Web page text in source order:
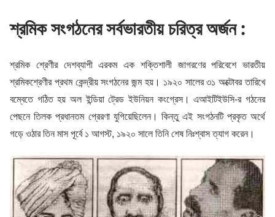
শ্রমিক সংগঠনের সর্বভারতীয় চরিত্র অর্জন :
শ্রমিক শ্রেণীর দেশব্যাপী এরকম এক শক্তিশালী জাগরণের পরিবেশে ভারতীয়
শ্রমিকশ্রেণীর প্রথম কেন্দ্রীয় সংগঠনের জন্ম হয়। ১৯২০ সালের ৩১ অক্টোবর তারিখে
বম্বেতে গঠিত হয় অল ইন্ডিয়া ট্রেড ইউনিয়ন কংগ্রেস। এআইটিইউসি-র গঠনের
পেছনে তিলক প্রধানতম প্রেরণা যুগিয়েছিলেন। কিন্তু এই সংগঠনটি প্রকৃত অর্থে
গড়ে ওঠার তিন মাস পূর্বে ১ আগস্ট, ১৯২০ সালে তিনি শেষ নিঃশ্বাস ত্যাগ করেন।